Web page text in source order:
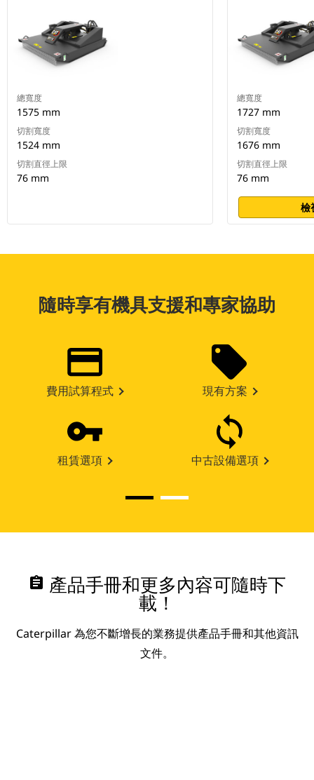
總寬度
1575 mm
切割寬度
1524 mm
切割直徑上限
76 mm
總寬度
1727 mm
切割寬度
1676 mm
切割直徑上限
76 mm
檢
隨時享有機具支援和專家協助
費用試算程式 現有方案
租賃選項 中古設備選項
assignment 產品手冊和更多內容可隨時下
載！
Caterpillar 為您不斷增長的業務提供產品手冊和其他資訊
文件。